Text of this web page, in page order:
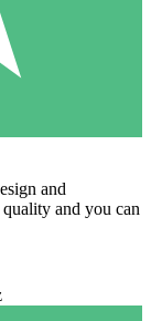
and
and you can